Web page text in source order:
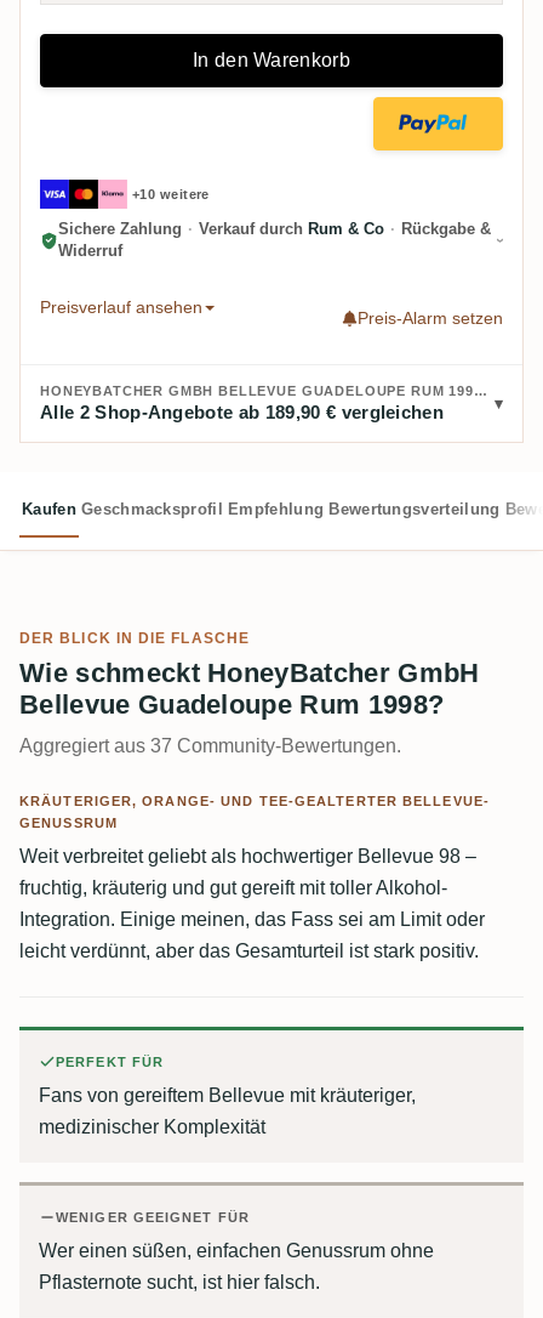
In den Warenkorb
+10 weitere
Sichere Zahlung · Verkauf durch Rum & Co · Rückgabe &
Widerruf
Preisverlauf ansehen
Preis-Alarm setzen
HONEYBATCHER GMBH BELLEVUE GUADELOUPE RUM 1998 KAUFEN:
Alle 2 Shop-Angebote ab 189,90 € vergleichen
Kaufen Geschmacksprofil Empfehlung Bewertungsverteilung
DER BLICK IN DIE FLASCHE
Wie schmeckt HoneyBatcher GmbH
Bellevue Guadeloupe Rum 1998?
Aggregiert aus 37 Community-Bewertungen.
KRÄUTERIGER, ORANGE- UND TEE-GEALTERTER BELLEVUE-
GENUSSRUM
Weit verbreitet geliebt als hochwertiger Bellevue 98 –
fruchtig, kräuterig und gut gereift mit toller Alkohol-
Integration. Einige meinen, das Fass sei am Limit oder
leicht verdünnt, aber das Gesamturteil ist stark positiv.
PERFEKT FÜR
Fans von gereiftem Bellevue mit kräuteriger,
medizinischer Komplexität
WENIGER GEEIGNET FÜR
Wer einen süßen, einfachen Genussrum ohne
Pflasternote sucht, ist hier falsch.